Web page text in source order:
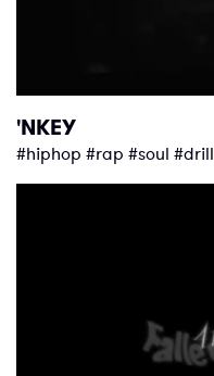
'NKEY
#hiphop #rap #soul #drill